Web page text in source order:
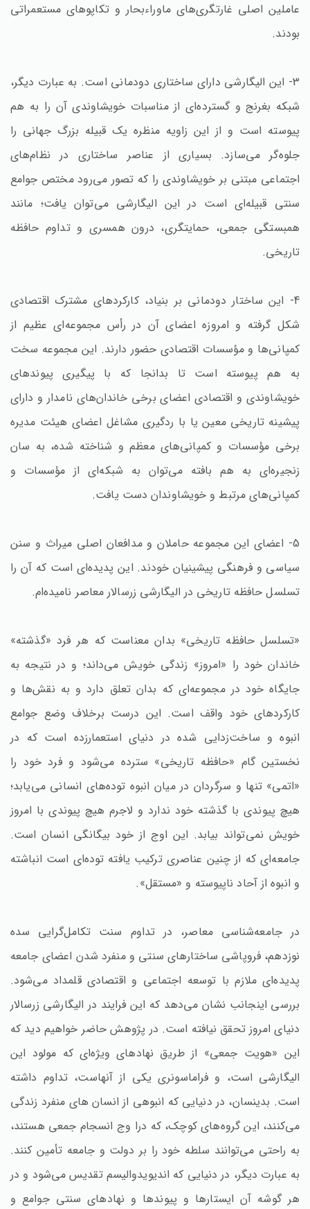
عاملین اصلی غارتگری‌های ماوراءبحار و تکاپوهای مستعمراتی
بودند.
3- این الیگارشی دارای ساختاری دودمانی است. به عبارت دیگر،
شبکه بغرنج و گسترده‌ای از مناسبات خویشاوندی آن را به هم
پیوسته است و از این زاویه منظره یک قبیله بزرگ جهانی را
جلوه‌گر می‌سازد. بسیاری از عناصر ساختاری در نظام‌های
اجتماعی مبتنی بر خویشاوندی را که تصور می‌رود مختص جوامع
سنتی قبیله‌ای است در این الیگارشی می‌توان یافت؛ مانند
همبستگی جمعی، حمایتگری، درون‌ همسری و تداوم حافظه
تاریخی.
4- این ساختار دودمانی بر بنیاد، کارکردهای مشترک اقتصادی
شکل گرفته و امروزه اعضای آن در رأس مجموعه‌ای عظیم از
کمپانی‌ها و مؤسسات اقتصادی حضور دارند. این مجموعه سخت
به هم پیوسته است تا بدانجا که با پیگیری پیوندهای
خویشاوندی و اقتصادی اعضای برخی خاندان‌های نامدار و دارای
پیشینه تاریخی معین یا با ردگیری مشاغل اعضای هیئت مدیره
برخی مؤسسات و کمپانی‌های معظم و شناخته شده، به سان
زنجیره‌ای به هم بافته می‌توان به شبکه‌ای از مؤسسات و
کمپانی‌های مرتبط و خویشاوندان دست یافت.
5- اعضای این مجموعه حاملان و مدافعان اصلی میراث و سنن
سیاسی و فرهنگی پیشینیان خودند. این پدیده‌ای است که آن را
تسلسل حافظه تاریخی در الیگارشی زرسالار معاصر نامیده‌ام.
«تسلسل حافظه تاریخی» بدان معناست که هر فرد «گذشته»
خاندان خود را «امروز» زندگی خویش می‌داند؛ و در نتیجه به
جایگاه خود در مجموعه‌ای که بدان تعلق دارد و به نقش‌ها و
کارکردهای خود واقف است. این درست برخلاف وضع جوامع
انبوه و ساخت‌زدایی شده در دنیای استعمارزده است که در
نخستین گام «حافظه تاریخی» سترده می‌شود و فرد خود را
«اتمی» تنها و سرگردان در میان انبوه توده‌های انسانی می‌یابد؛
هیچ پیوندی با گذشته خود ندارد و لاجرم هیچ پیوندی با امروز
خویش نمی‌تواند بیابد. این اوج از خود بیگانگی انسان است.
جامعه‌ای که از چنین عناصری ترکیب یافته توده‌ای است انباشته
و انبوه از آحاد ناپیوسته و «مستقل».
در جامعه‌شناسی معاصر، در تداوم سنت تکامل‌گرایی سده
نوزدهم، فروپاشی ساختارهای سنتی و منفرد شدن اعضای جامعه
پدیده‌ای ملازم با توسعه اجتماعی و اقتصادی قلمداد می‌شود.
بررسی اینجانب نشان می‌دهد که این فرایند در الیگارشی زرسالار
دنیای امروز تحقق نیافته است. در پژوهش حاضر خواهیم دید که
این «هویت جمعی» از طریق نهادهای ویژه‌ای که مولود این
الیگارشی است، و فراماسونری یکی از آنهاست، تداوم داشته
است. بدینسان، در دنیایی که انبوهی از انسان های منفرد زندگی
می‌کنند، این گروه‌های کوچک، که درا وج انسجام جمعی هستند،
به راحتی می‌توانند سلطه خود را بر دولت و جامعه تأمین کنند.
به عبارت دیگر، در دنیایی که اندیویدوالیسم تقدیس می‌شود و در
هر گوشه آن ایستارها و پیوندها و نهادهای سنتی جوامع و